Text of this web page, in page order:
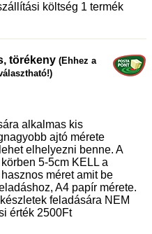
költség 1 termék
törékeny (Ehhez a
alkalmas kis
ajtó mérete
elhelyezni benne. A
5-5cm KELL a
méret amit be
A4 papír mérete.
feladására NEM
érték 2500Ft